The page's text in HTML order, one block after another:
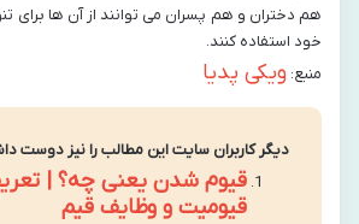
هم دختران و هم پسران می‌ توانند از آن‌ ها برای
خود استفاده کنند.
منبع: ویکی پدیا
دیگر کاربران سایت این مطالب را نیز دوست
قیوم شدن یعنی چه؟ |
قیومیت و وظایف قیم